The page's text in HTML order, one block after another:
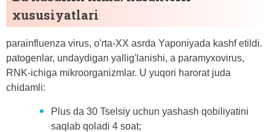
xususiyatlari
parainfluenza virus, o'rta-XX asrda Yaponiyada kashf etildi.
patogenlar, undaydigan yallig'lanishi, a paramyxovirus,
RNK-ichiga mikroorganizmlar. U yuqori harorat juda
chidamli:
Plus da 30 Tselsiy uchun yashash qobiliyatini
saqlab qoladi 4 soat;